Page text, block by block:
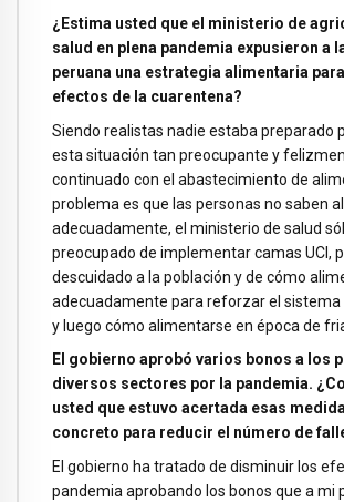
¿Estima usted que el ministerio de
salud en plena pandemia expusieron a
peruana una estrategia alimentaria
efectos de la cuarentena?
Siendo realistas nadie estaba preparado
esta situación tan preocupante y
continuado con el abastecimiento de
problema es que las personas no saben
adecuadamente, el ministerio de salud
preocupado de implementar camas UCI,
descuidado a la población y de cómo
adecuadamente para reforzar el sistema
y luego cómo alimentarse en época de
El gobierno aprobó varios bonos a los
diversos sectores por la pandemia.
usted que estuvo acertada esas
concreto para reducir el número de
El gobierno ha tratado de disminuir los
pandemia aprobando los bonos que a mi